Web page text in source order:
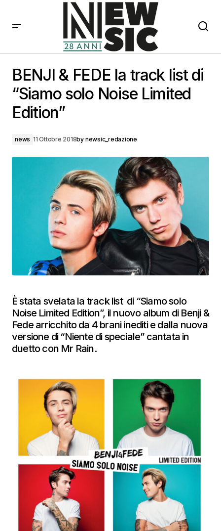
Edition”
BENJI & FEDE la track list di
“Siamo solo Noise Limited
Edition”
news 11 Ottobre 2018by newsic_redazione
È stata svelata la track list di “Siamo solo
Noise Limited Edition”, il nuovo album di Benji &
Fede arricchito da 4 brani inediti e dalla nuova
versione di “Niente di speciale” cantata in
duetto con Mr Rain.